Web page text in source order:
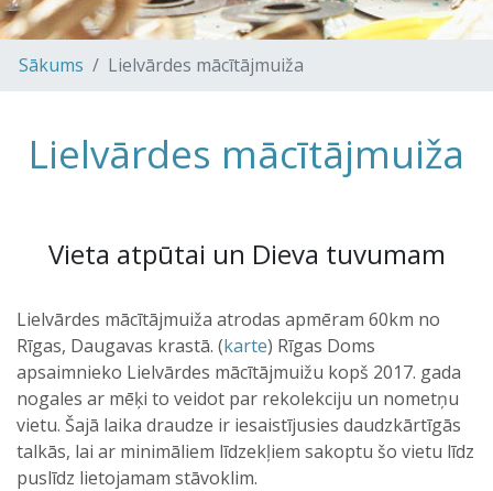
Sākums Lielvārdes mācītājmuiža
Lielvārdes mācītājmuiža
Vieta atpūtai un Dieva tuvumam
Lielvārdes mācītājmuiža atrodas apmēram 60km no
Rīgas, Daugavas krastā. (karte) Rīgas Doms
apsaimnieko Lielvārdes mācītājmuižu kopš 2017. gada
nogales ar mēķi to veidot par rekolekciju un nometņu
vietu. Šajā laika draudze ir iesaistījusies daudzkārtīgās
talkās, lai ar minimāliem līdzekļiem sakoptu šo vietu līdz
puslīdz lietojamam stāvoklim.